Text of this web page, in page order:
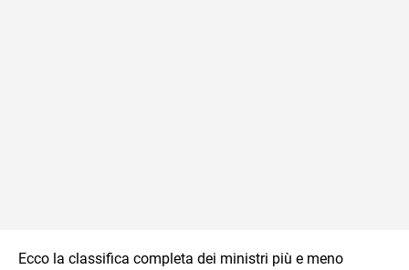
Ecco la classifica completa dei ministri più e meno